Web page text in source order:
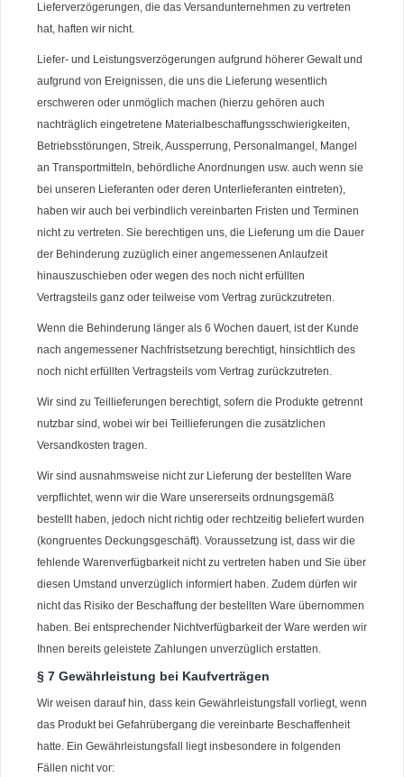
Lieferverzögerungen, die das Versandunternehmen zu vertreten
hat, haften wir nicht.
Liefer- und Leistungsverzögerungen aufgrund höherer Gewalt und
aufgrund von Ereignissen, die uns die Lieferung wesentlich
erschweren oder unmöglich machen (hierzu gehören auch
nachträglich eingetretene Materialbeschaffungsschwierigkeiten,
Betriebsstörungen, Streik, Aussperrung, Personalmangel, Mangel
an Transportmitteln, behördliche Anordnungen usw. auch wenn sie
bei unseren Lieferanten oder deren Unterlieferanten eintreten),
haben wir auch bei verbindlich vereinbarten Fristen und Terminen
nicht zu vertreten. Sie berechtigen uns, die Lieferung um die Dauer
der Behinderung zuzüglich einer angemessenen Anlaufzeit
hinauszuschieben oder wegen des noch nicht erfüllten
Vertragsteils ganz oder teilweise vom Vertrag zurückzutreten.
Wenn die Behinderung länger als 6 Wochen dauert, ist der Kunde
nach angemessener Nachfristsetzung berechtigt, hinsichtlich des
noch nicht erfüllten Vertragsteils vom Vertrag zurückzutreten.
Wir sind zu Teillieferungen berechtigt, sofern die Produkte getrennt
nutzbar sind, wobei wir bei Teillieferungen die zusätzlichen
Versandkosten tragen.
Wir sind ausnahmsweise nicht zur Lieferung der bestellten Ware
verpflichtet, wenn wir die Ware unsererseits ordnungsgemäß
bestellt haben, jedoch nicht richtig oder rechtzeitig beliefert wurden
(kongruentes Deckungsgeschäft). Voraussetzung ist, dass wir die
fehlende Warenverfügbarkeit nicht zu vertreten haben und Sie über
diesen Umstand unverzüglich informiert haben. Zudem dürfen wir
nicht das Risiko der Beschaffung der bestellten Ware übernommen
haben. Bei entsprechender Nichtverfügbarkeit der Ware werden wir
Ihnen bereits geleistete Zahlungen unverzüglich erstatten.
§ 7 Gewährleistung bei Kaufverträgen
Wir weisen darauf hin, dass kein Gewährleistungsfall vorliegt, wenn
das Produkt bei Gefahrübergang die vereinbarte Beschaffenheit
hatte. Ein Gewährleistungsfall liegt insbesondere in folgenden
Fällen nicht vor: